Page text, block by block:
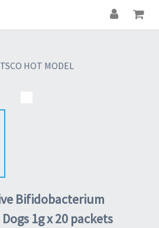
HOT MODEL
Bifidobacterium
1g x 20 packets